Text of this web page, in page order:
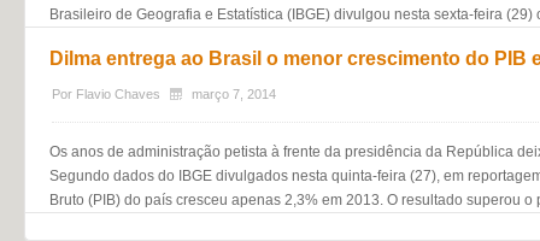
Brasileiro de Geografia e Estatística (IBGE) divulgou nesta sexta-feira
Dilma entrega ao Brasil o menor crescimento do
Por Flavio Chaves março 7, 2014
Os anos de administração petista à frente da presidência da República
Segundo dados do IBGE divulgados nesta quinta-feira (27), em
Bruto (PIB) do país cresceu apenas 2,3% em 2013. O resultado superou